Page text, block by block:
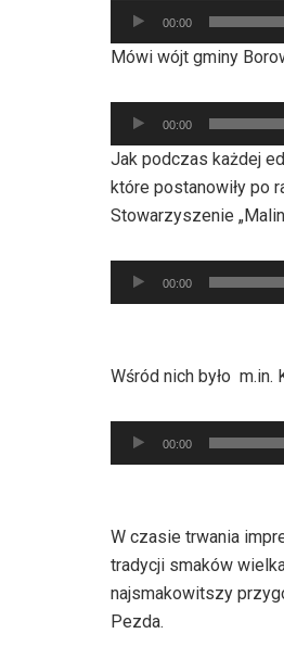
Odtwarzacz
plików
dźwiękowych
00:00
Mówi wójt gminy
Odtwarzacz
plików
dźwiękowych
00:00
Jak podczas każdej
które postanowiły po
Stowarzyszenie
Odtwarzacz
plików
00:00
Wśród nich było m.in.
Odtwarzacz
plików
00:00
W czasie trwania
tradycji smaków
najsmakowitszy
Pezda.